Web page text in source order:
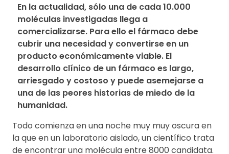
En la actualidad, sólo una de cada 10.000
moléculas investigadas llega a
comercializarse. Para ello el fármaco debe
cubrir una necesidad y convertirse en un
producto económicamente viable. El
desarrollo clínico de un fármaco es largo,
arriesgado y costoso y puede asemejarse a
una de las peores historias de miedo de la
humanidad.
Todo comienza en una noche muy muy oscura en
la que en un laboratorio aislado, un científico trata
de encontrar una molécula entre 8000 candidata.